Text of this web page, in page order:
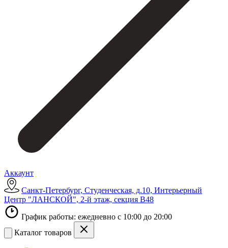
Аккаунт
Санкт-Петербург, Студенческая, д.10, Интерьерный
Центр "ЛАНСКОЙ", 2-й этаж, секция В48
График работы: ежедневно с 10:00 до 20:00
Каталог товаров